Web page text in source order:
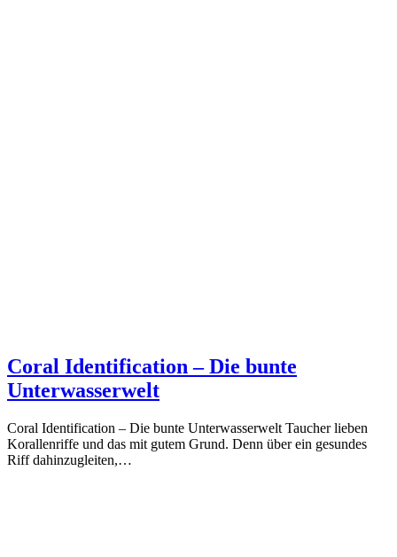
Coral Identification – Die bunte
Unterwasserwelt
Coral Identification – Die bunte Unterwasserwelt Taucher lieben
Korallenriffe und das mit gutem Grund. Denn über ein gesundes
Riff dahinzugleiten,…